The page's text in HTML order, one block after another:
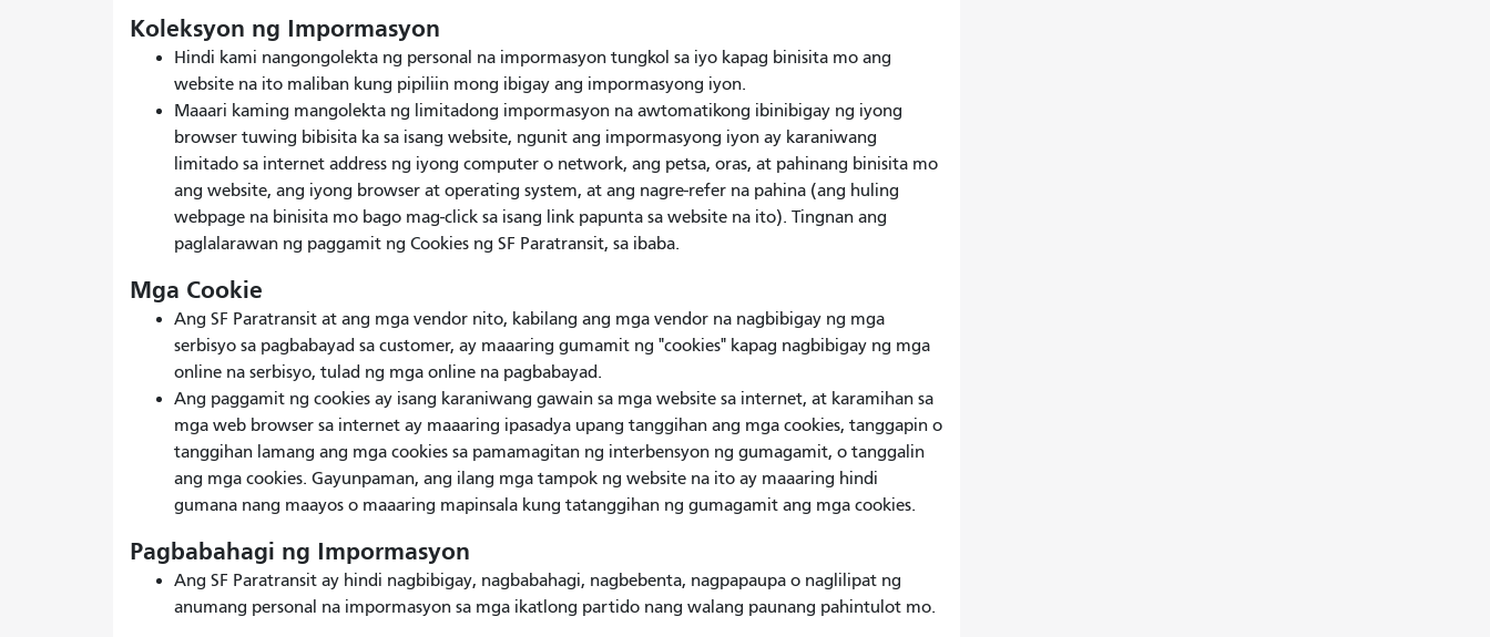
Koleksyon ng Impormasyon
Hindi kami nangongolekta ng personal na impormasyon tungkol sa iyo kapag binisita mo ang
website na ito maliban kung pipiliin mong ibigay ang impormasyong iyon.
Maaari kaming mangolekta ng limitadong impormasyon na awtomatikong ibinibigay ng iyong
browser tuwing bibisita ka sa isang website, ngunit ang impormasyong iyon ay karaniwang
limitado sa internet address ng iyong computer o network, ang petsa, oras, at pahinang binisita mo
ang website, ang iyong browser at operating system, at ang nagre-refer na pahina (ang huling
webpage na binisita mo bago mag-click sa isang link papunta sa website na ito). Tingnan ang
paglalarawan ng paggamit ng Cookies ng SF Paratransit, sa ibaba.
Mga Cookie
Ang SF Paratransit at ang mga vendor nito, kabilang ang mga vendor na nagbibigay ng mga
serbisyo sa pagbabayad sa customer, ay maaaring gumamit ng "cookies" kapag nagbibigay ng mga
online na serbisyo, tulad ng mga online na pagbabayad.
Ang paggamit ng cookies ay isang karaniwang gawain sa mga website sa internet, at karamihan sa
mga web browser sa internet ay maaaring ipasadya upang tanggihan ang mga cookies, tanggapin o
tanggihan lamang ang mga cookies sa pamamagitan ng interbensyon ng gumagamit, o tanggalin
ang mga cookies. Gayunpaman, ang ilang mga tampok ng website na ito ay maaaring hindi
gumana nang maayos o maaaring mapinsala kung tatanggihan ng gumagamit ang mga cookies.
Pagbabahagi ng Impormasyon
Ang SF Paratransit ay hindi nagbibigay, nagbabahagi, nagbebenta, nagpapaupa o naglilipat ng
anumang personal na impormasyon sa mga ikatlong partido nang walang paunang pahintulot mo.